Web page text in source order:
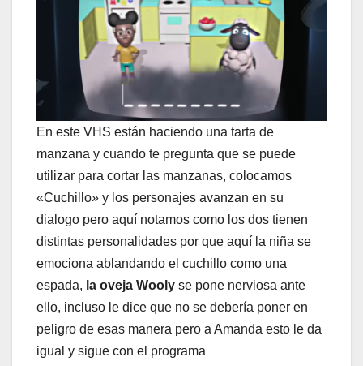
En este VHS están haciendo una tarta de
manzana y cuando te pregunta que se puede
utilizar para cortar las manzanas, colocamos
«Cuchillo» y los personajes avanzan en su
dialogo pero aquí notamos como los dos tienen
distintas personalidades por que aquí la niña se
emociona ablandando el cuchillo como una
espada, la oveja Wooly se pone nerviosa ante
ello, incluso le dice que no se debería poner en
peligro de esas manera pero a Amanda esto le da
igual y sigue con el programa